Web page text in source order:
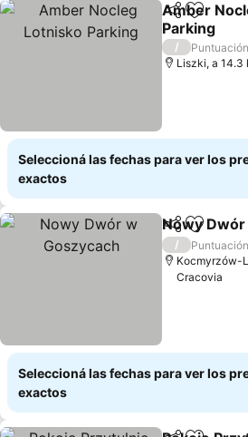
Compartir
Añadir
Amber
Parking
Ver precios
/
Liszki, a 14.3
Seleccioná las fechas para ver los
exactos
Compartir
Añadir
Nowy
/
Kocmyrzów-
Cracovia
Seleccioná las fechas para ver los
exactos